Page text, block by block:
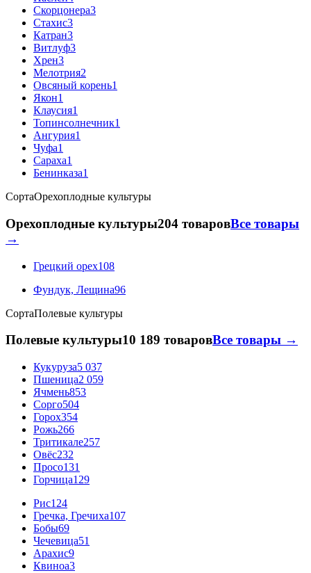
Скорцонера3
Стахис3
Катран3
Витлуф3
Хрен3
Мелотрия2
Овсяный корень1
Якон1
Клаусия1
Топинсолнечник1
Ангурия1
Чуфа1
Сараха1
Бенинказа1
СортаОрехоплодные культуры
Орехоплодные культуры204 товаровВсе товары
→
Грецкий орех108
Фундук, Лещина96
СортаПолевые культуры
Полевые культуры10 189 товаровВсе товары →
Кукуруза5 037
Пшеница2 059
Ячмень853
Сорго504
Горох354
Рожь266
Тритикале257
Овёс232
Просо131
Горчица129
Рис124
Гречка, Гречиха107
Бобы69
Чечевица51
Арахис9
Квиноа3